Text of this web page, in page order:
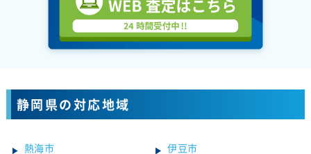
静岡県の対応地域
熱海市 伊豆市